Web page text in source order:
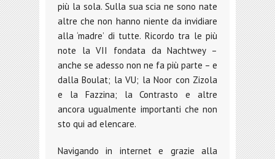
più la sola. Sulla sua scia ne sono nate
altre che non hanno niente da invidiare
alla ‘madre’ di tutte. Ricordo tra le più
note la VII fondata da Nachtwey –
anche se adesso non ne fa più parte – e
dalla Boulat; la VU; la Noor con Zizola
e la Fazzina; la Contrasto e altre
ancora ugualmente importanti che non
sto qui ad elencare.
Navigando in internet e grazie alla